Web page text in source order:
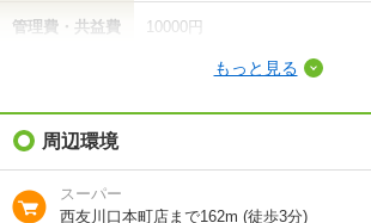
管理費・共益費 10000円
礼金（敷引・償
却金）
間取り / 専有面
3LDK /75.69m²
もっと見る
周辺環境
スーパー
西友川口本町店まで162m (徒歩3分)